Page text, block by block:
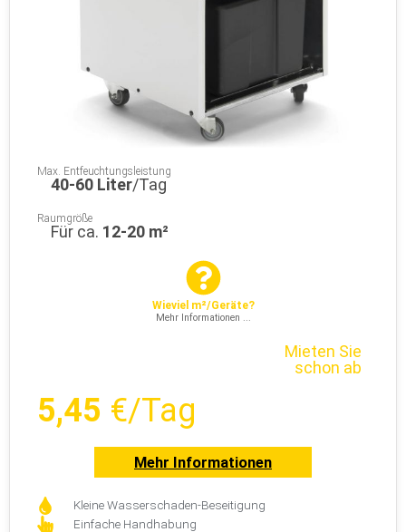
Max. Entfeuchtungsleistung
40-60 Liter/Tag
Raumgröße
Für ca. 12-20 m²
Wieviel m²/Geräte?
Mehr Informationen ...
Mieten Sie
schon ab
5,45 €/Tag
Mehr Informationen
Kleine Wasserschaden-Beseitigung
Einfache Handhabung